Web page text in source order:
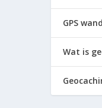
GPS
Wat is